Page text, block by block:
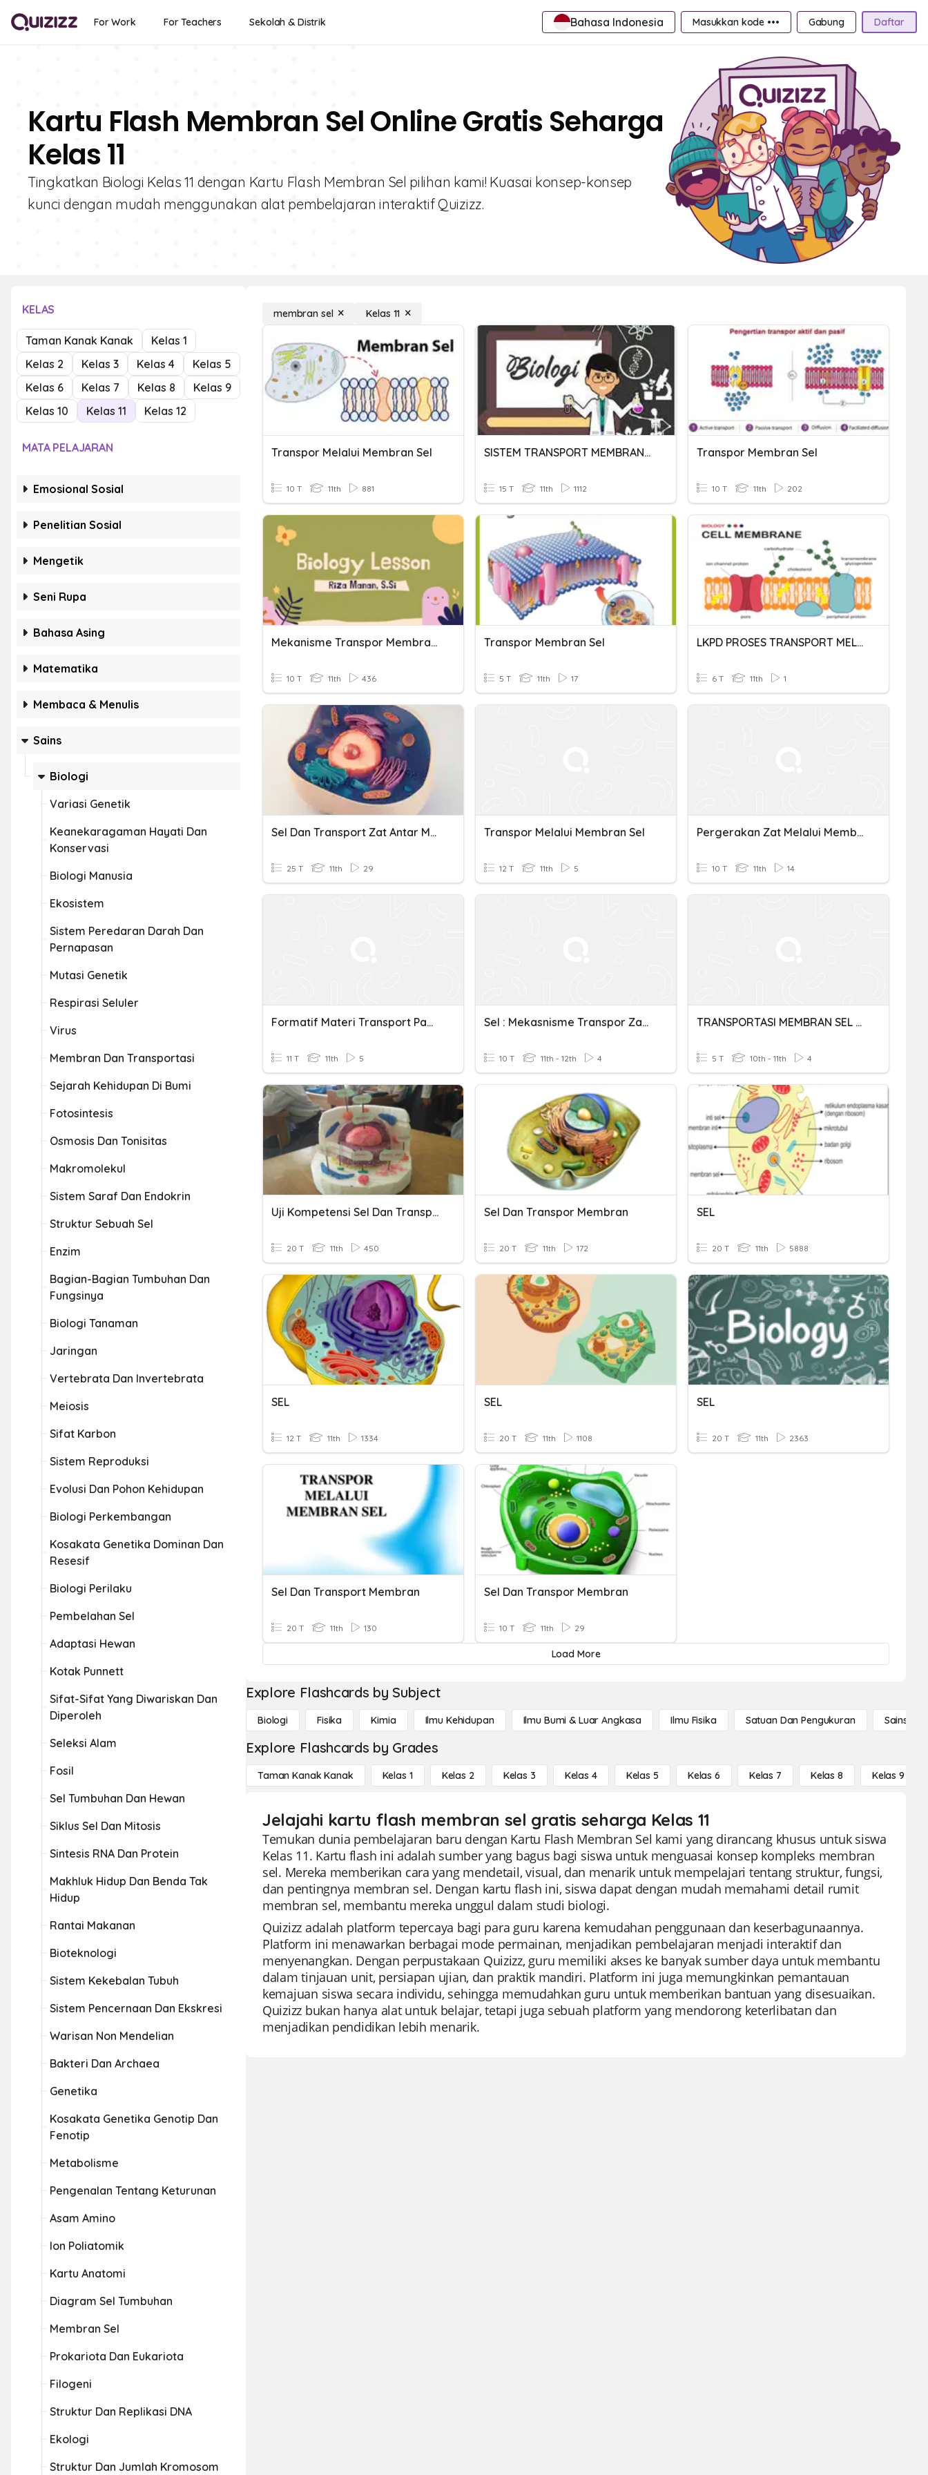
For Work For Teachers Sekolah & Distrik Bahasa Indonesia Masukkan kode ••• Gabung Daftar
Kartu Flash Membran Sel Online Gratis Seharga
Kelas 11
Tingkatkan Biologi Kelas 11 dengan Kartu Flash Membran Sel pilihan kami! Kuasai konsep-konsep
kunci dengan mudah menggunakan alat pembelajaran interaktif Quizizz.
KELAS
Taman Kanak Kanak
Kelas 1
Kelas 2
Kelas 3 Kelas 4
Kelas 5
Kelas 6
Kelas 7 Kelas 8
Kelas 9
Kelas 10
Kelas 11 Kelas 12
MATA PELAJARAN
Emosional Sosial
Penelitian Sosial
Mengetik
Seni Rupa
Bahasa Asing
Matematika
Membaca & Menulis
Sains
Biologi
Variasi Genetik
Keanekaragaman Hayati Dan
Konservasi
Biologi Manusia
Ekosistem
Sistem Peredaran Darah Dan
Pernapasan
Mutasi Genetik
Respirasi Seluler
Virus
Membran Dan Transportasi
Sejarah Kehidupan Di Bumi
Fotosintesis
Osmosis Dan Tonisitas
Makromolekul
Sistem Saraf Dan Endokrin
Struktur Sebuah Sel
Enzim
Bagian-Bagian Tumbuhan Dan
Fungsinya
Biologi Tanaman
Jaringan
Vertebrata Dan Invertebrata
Meiosis
Sifat Karbon
Sistem Reproduksi
Evolusi Dan Pohon Kehidupan
Biologi Perkembangan
Kosakata Genetika Dominan Dan
Resesif
Biologi Perilaku
Pembelahan Sel
Adaptasi Hewan
Kotak Punnett
Sifat-Sifat Yang Diwariskan Dan
Diperoleh
Seleksi Alam
Fosil
Sel Tumbuhan Dan Hewan
Siklus Sel Dan Mitosis
Sintesis RNA Dan Protein
Makhluk Hidup Dan Benda Tak
Hidup
Rantai Makanan
Bioteknologi
Sistem Kekebalan Tubuh
Sistem Pencernaan Dan Ekskresi
Warisan Non Mendelian
Bakteri Dan Archaea
Genetika
Kosakata Genetika Genotip Dan
Fenotip
Metabolisme
Pengenalan Tentang Keturunan
Asam Amino
Ion Poliatomik
Kartu Anatomi
Diagram Sel Tumbuhan
Membran Sel
Prokariota Dan Eukariota
Filogeni
Struktur Dan Replikasi DNA
Ekologi
Struktur Dan Jumlah Kromosom
membran sel Kelas 11
Transpor Melalui Membran Sel
10 T 11th 881
SISTEM TRANSPORT MEMBRAN SEL
15 T 11th 1112
Transpor Membran Sel
10 T 11th 202
Mekanisme Transpor Membran Sel
10 T 11th 436
Transpor Membran Sel
5 T 11th 17
LKPD PROSES TRANSPORT MELALUI MEMBRAN SEL
6 T 11th 1
Sel Dan Transport Zat Antar Membran Sel
25 T 11th 29
Transpor Melalui Membran Sel
12 T 11th 5
Pergerakan Zat Melalui Membran Sel
10 T 11th 14
Formatif Materi Transport Pada Membran Sel
11 T 11th 5
Sel : Mekasnisme Transpor Zat Pada Membran Sel
10 T 11th - 12th 4
TRANSPORTASI MEMBRAN SEL (EKSKUL)
5 T 10th - 11th 4
Uji Kompetensi Sel Dan Transpor Membran
20 T 11th 450
Sel Dan Transpor Membran
20 T 11th 172
SEL
20 T 11th 5888
SEL
12 T 11th 1334
SEL
20 T 11th 1108
SEL
20 T 11th 2363
Sel Dan Transport Membran
20 T 11th 130
Sel Dan Transpor Membran
10 T 11th 29
Load More
Explore Flashcards by Subject
Biologi Fisika Kimia Ilmu Kehidupan Ilmu Bumi & Luar Angkasa Ilmu Fisika Satuan Dan Pengukuran Sains
Explore Flashcards by Grades
Taman Kanak Kanak Kelas 1 Kelas 2 Kelas 3 Kelas 4 Kelas 5 Kelas 6 Kelas 7 Kelas 8 Kelas 9
Jelajahi kartu flash membran sel gratis seharga Kelas 11
Temukan dunia pembelajaran baru dengan Kartu Flash Membran Sel kami yang dirancang khusus untuk siswa
Kelas 11. Kartu flash ini adalah sumber yang bagus bagi siswa untuk menguasai konsep kompleks membran
sel. Mereka memberikan cara yang mendetail, visual, dan menarik untuk mempelajari tentang struktur, fungsi,
dan pentingnya membran sel. Dengan kartu flash ini, siswa dapat dengan mudah memahami detail rumit
membran sel, membantu mereka unggul dalam studi biologi.
Quizizz adalah platform tepercaya bagi para guru karena kemudahan penggunaan dan keserbagunaannya.
Platform ini menawarkan berbagai mode permainan, menjadikan pembelajaran menjadi interaktif dan
menyenangkan. Dengan perpustakaan Quizizz, guru memiliki akses ke banyak sumber daya untuk membantu
dalam tinjauan unit, persiapan ujian, dan praktik mandiri. Platform ini juga memungkinkan pemantauan
kemajuan siswa secara individu, sehingga memudahkan guru untuk memberikan bantuan yang disesuaikan.
Quizizz bukan hanya alat untuk belajar, tetapi juga sebuah platform yang mendorong keterlibatan dan
menjadikan pendidikan lebih menarik.